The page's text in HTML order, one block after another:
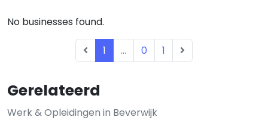
Gerelateerd
Werk & Opleidingen in Beverwijk
No businesses found.
1 ... 0 1